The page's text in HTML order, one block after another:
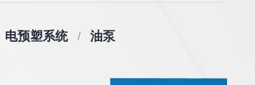
电预塑系统 油泵